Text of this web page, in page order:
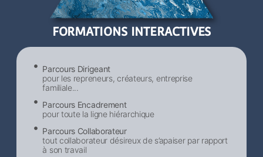
FORMATIONS INTERACTIVES
Parcours Dirigeant
pour les repreneurs, créateurs, entreprise
familiale...
Parcours Encadrement
pour toute la ligne hiérarchique
Parcours Collaborateur
tout collaborateur désireux de s’apaiser par rapport
à son travail